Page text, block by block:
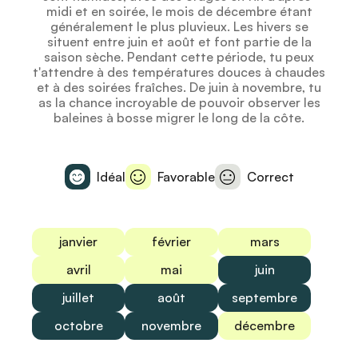
midi et en soirée, le mois de décembre étant
généralement le plus pluvieux. Les hivers se
situent entre juin et août et font partie de la
saison sèche. Pendant cette période, tu peux
t'attendre à des températures douces à chaudes
et à des soirées fraîches. De juin à novembre, tu
as la chance incroyable de pouvoir observer les
baleines à bosse migrer le long de la côte.
Idéal Favorable Correct
janvier février
mars
avril
mai
juin
juillet
août
septembre
octobre
novembre décembre